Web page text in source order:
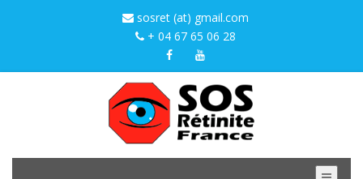
sosret (at) gmail.com
+ 04 67 65 06 28